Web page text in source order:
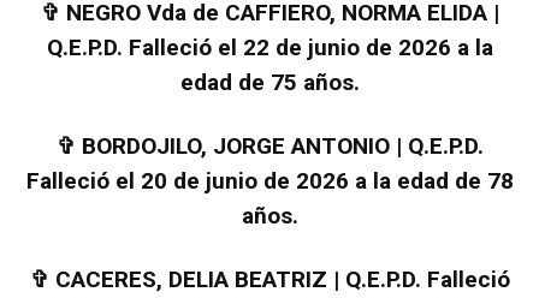
✞ NEGRO Vda de CAFFIERO, NORMA ELIDA |
Q.E.P.D. Falleció el 22 de junio de 2026 a la
edad de 75 años.
✞ BORDOJILO, JORGE ANTONIO | Q.E.P.D.
Falleció el 20 de junio de 2026 a la edad de 78
años.
✞ CACERES, DELIA BEATRIZ | Q.E.P.D. Falleció